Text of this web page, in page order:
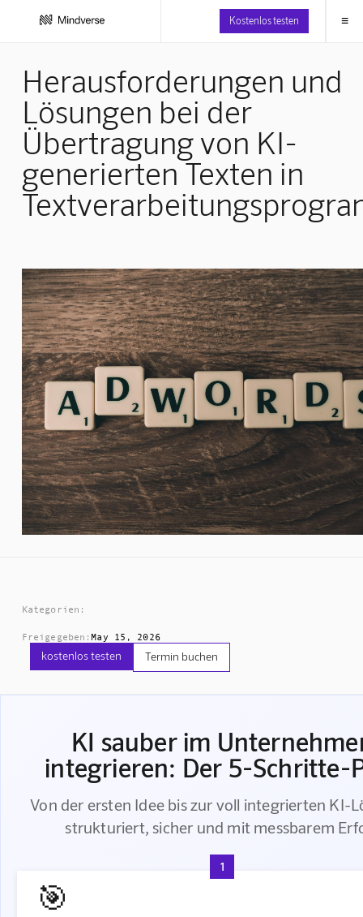
Kostenlos testen ≡
Herausforderungen und
Lösungen bei der
Übertragung von KI-
generierten Texten in
Kategorien:
Freigegeben: May 15, 2026
kostenlos testen Termin buchen
KI sauber im
integrieren: Der 5-Schritte-
Von der ersten Idee bis zur voll integrierten KI-
strukturiert, sicher und mit messbarem
1
🎯